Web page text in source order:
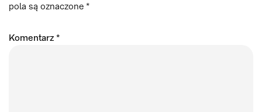
pola są oznaczone *
Komentarz *